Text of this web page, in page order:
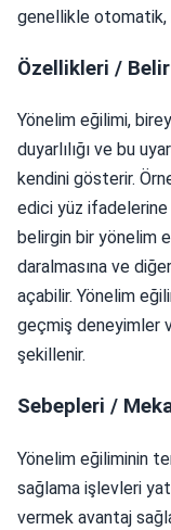
genellikle otomatik,
Özellikleri /
Yönelim eğilimi,
duyarlılığı ve bu
kendini gösterir.
edici yüz ifadelerine
belirgin bir yönelim
daralmasına ve
açabilir. Yönelim
geçmiş deneyimler
şekillenir.
Sebepleri /
Yönelim eğiliminin
sağlama işlevleri
vermek avantaj